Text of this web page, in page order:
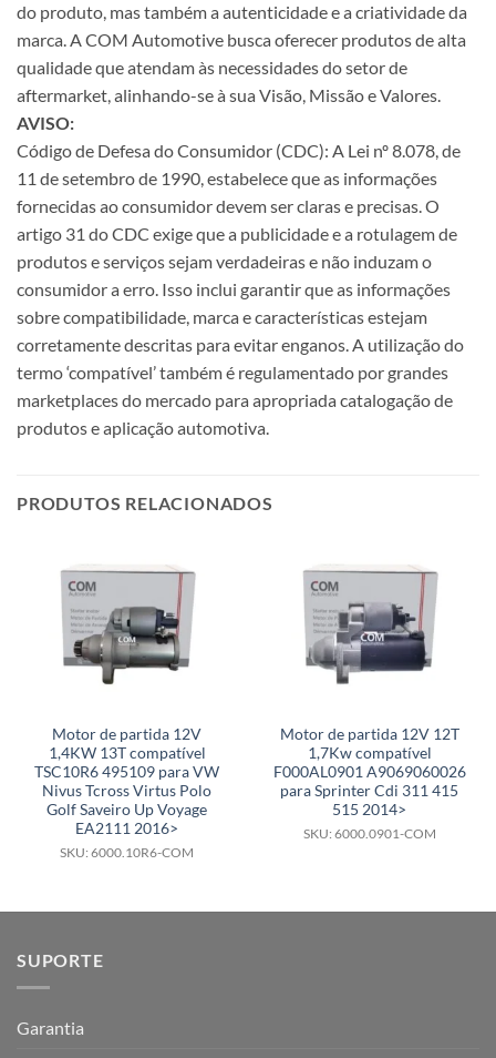
do produto, mas também a autenticidade e a criatividade da
marca. A COM Automotive busca oferecer produtos de alta
qualidade que atendam às necessidades do setor de
aftermarket, alinhando-se à sua Visão, Missão e Valores.
AVISO:
Código de Defesa do Consumidor (CDC): A Lei nº 8.078, de
11 de setembro de 1990, estabelece que as informações
fornecidas ao consumidor devem ser claras e precisas. O
artigo 31 do CDC exige que a publicidade e a rotulagem de
produtos e serviços sejam verdadeiras e não induzam o
consumidor a erro. Isso inclui garantir que as informações
sobre compatibilidade, marca e características estejam
corretamente descritas para evitar enganos. A utilização do
termo ‘compatível’ também é regulamentado por grandes
marketplaces do mercado para apropriada catalogação de
produtos e aplicação automotiva.
PRODUTOS RELACIONADOS
Motor de partida 12V
1,4KW 13T compatível
TSC10R6 495109 para VW
Nivus Tcross Virtus Polo
Golf Saveiro Up Voyage
EA2111 2016>
SKU: 6000.10R6-COM
Motor de partida 12V 12T
1,7Kw compatível
F000AL0901 A9069060026
para Sprinter Cdi 311 415
515 2014>
SKU: 6000.0901-COM
SUPORTE
Garantia